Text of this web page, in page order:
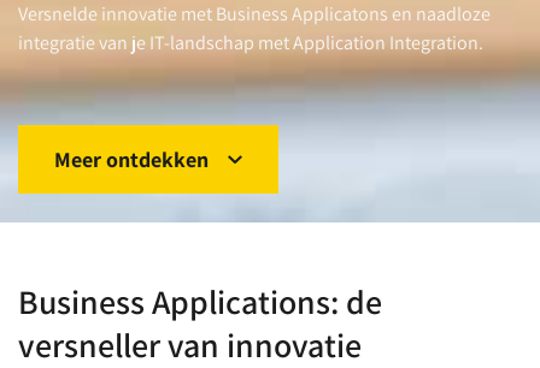
Versnelde innovatie met Business Applicatons en naadloze
integratie van je IT-landschap met Application Integration.
Meer ontdekken
Business Applications: de
versneller van innovatie